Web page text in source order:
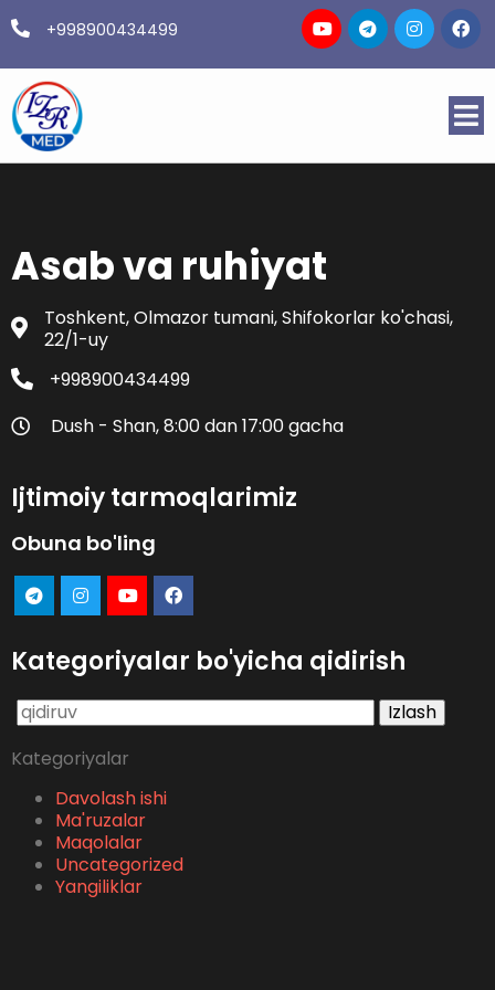
+998900434499
Asab va ruhiyat
Toshkent, Olmazor tumani, Shifokorlar ko'chasi,
22/1-uy
+998900434499
Dush - Shan, 8:00 dan 17:00 gacha
Ijtimoiy tarmoqlarimiz
Obuna bo'ling
Kategoriyalar bo'yicha qidirish
Qidirshish:
Kategoriyalar
Davolash ishi
Ma'ruzalar
Maqolalar
Uncategorized
Yangiliklar